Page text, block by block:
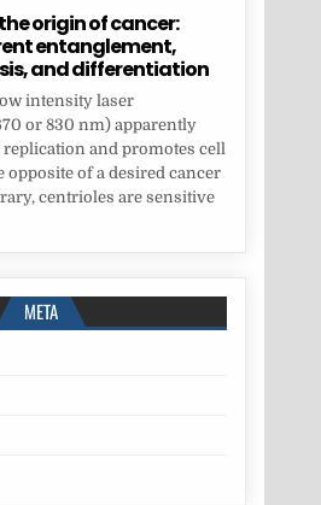
origin of cancer:
entanglement,
and differentiation
intensity laser
or 830 nm) apparently
and promotes cell
opposite of a desired cancer
centrioles are sensitive
META